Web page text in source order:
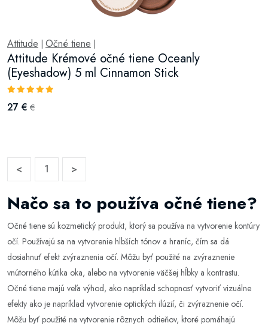
Attitude Očné tiene
Attitude Krémové očné tiene Oceanly
(Eyeshadow) 5 ml Cinnamon Stick
27 € €
< 1 >
Načo sa to používa očné tiene?
Očné tiene sú kozmetický produkt, ktorý sa používa na vytvorenie kontúry
očí. Používajú sa na vytvorenie hlbších tónov a hraníc, čím sa dá
dosiahnuť efekt zvýraznenia očí. Môžu byť použité na zvýraznenie
vnútorného kútika oka, alebo na vytvorenie väčšej hĺbky a kontrastu.
Očné tiene majú veľa výhod, ako napríklad schopnosť vytvoriť vizuálne
efekty ako je napríklad vytvorenie optických ilúzií, či zvýraznenie očí.
Môžu byť použité na vytvorenie rôznych odtieňov, ktoré pomáhajú